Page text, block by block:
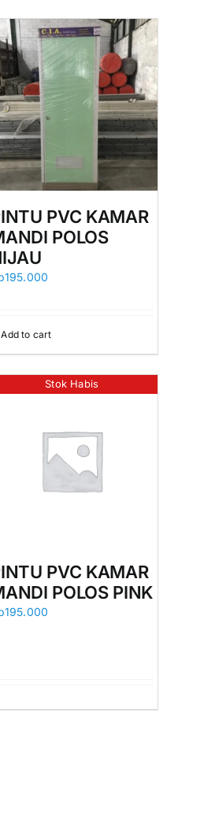
PVC KAMAR
POLOS
195.000
Add to cart
Stok Habis
PVC KAMAR
POLOS PINK
195.000